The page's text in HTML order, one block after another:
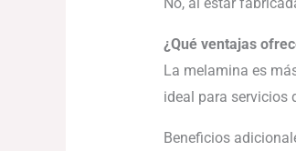
No, al estar
¿Qué ventajas
La melamina es
ideal para servicios
Beneficios